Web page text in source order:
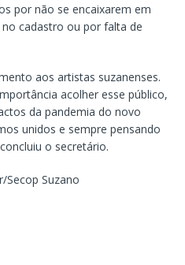
por não se encaixarem em
cadastro ou por falta de
aos artistas suzanenses.
acolher esse público,
da pandemia do novo
unidos e sempre pensando
o secretário.
Secop Suzano